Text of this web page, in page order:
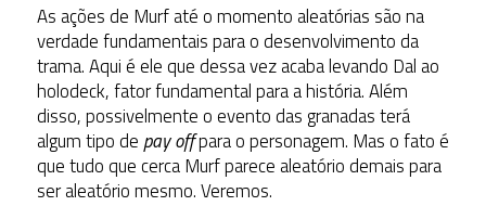
As ações de Murf até o momento aleatórias são na
verdade fundamentais para o desenvolvimento da
trama. Aqui é ele que dessa vez acaba levando Dal ao
holodeck, fator fundamental para a história. Além
disso, possivelmente o evento das granadas terá
algum tipo de pay offpara o personagem. Mas o fato é
que tudo que cerca Murf parece aleatório demais para
ser aleatório mesmo. Veremos.